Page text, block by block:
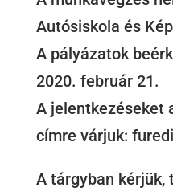
Autósiskola és
A pályázatok
2020. február 21.
A jelentkezéseket
címre várjuk:
A tárgyban kérjük,